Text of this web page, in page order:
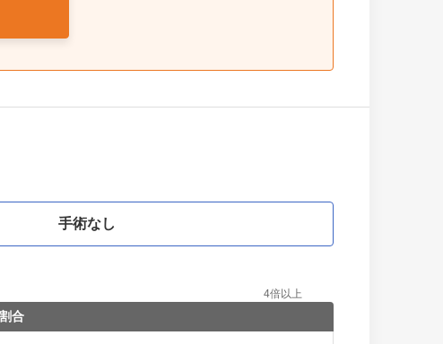
手術なし
4倍以上
合